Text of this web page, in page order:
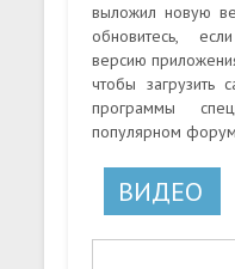
выложил новую
обновитесь,
версию
чтобы загрузить
программы
популярном
ВИДЕО